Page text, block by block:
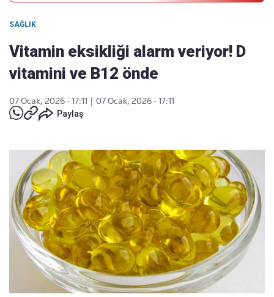
SAĞLIK
Vitamin eksikliği alarm veriyor! D
vitamini ve B12 önde
07 Ocak, 2026 - 17:11
07 Ocak, 2026 - 17:11
Paylaş